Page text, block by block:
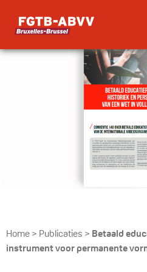
Home> Publicaties > Betaald
instrument voor permanente